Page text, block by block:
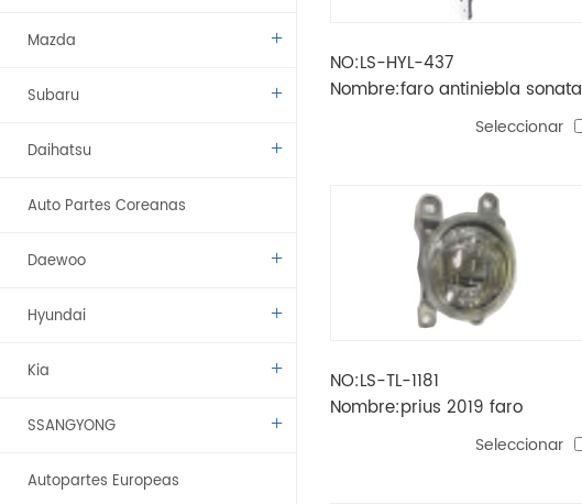
Mazda
Subaru
Daihatsu
Auto Partes Coreanas
Daewoo
Hyundai
Kia
SSANGYONG
Autopartes Europeas
NO:LS-HYL-437
Nombre:faro antiniebla sonata
Seleccionar
NO:LS-TL-1181
Nombre:prius 2019 faro
antiniebla con bombillaSeleccionar